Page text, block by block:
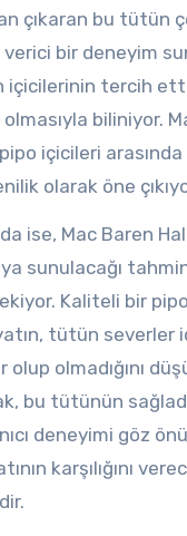
çıkaran bu tütün
verici bir deneyim
içicilerinin tercih
biliniyor.
içicileri
olarak öne
ise, Mac Baren
sunulacağı
Kaliteli bir
tütün severler
olmadığını
bu tütünün
deneyimi göz
karşılığını